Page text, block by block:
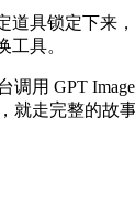
道具锁定下
具。
调用 GPT
就走完整的故事